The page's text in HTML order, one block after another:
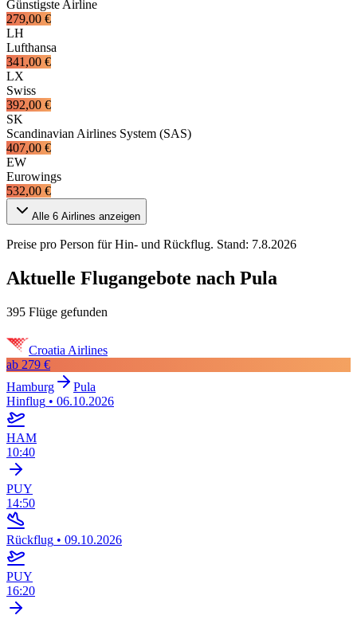
Günstigste Airline
279,00 €
LH
Lufthansa
341,00 €
LX
Swiss
392,00 €
SK
Scandinavian Airlines System (SAS)
407,00 €
EW
Eurowings
532,00 €
Alle 6 Airlines anzeigen
Preise pro Person für Hin- und Rückflug. Stand: 7.8.2026
Aktuelle Flugangebote nach Pula
395 Flüge gefunden
Croatia Airlines
ab 279 €
Hamburg
Pula
Hinflug • 06.10.2026
HAM
10:40
PUY
14:50
Rückflug • 09.10.2026
PUY
16:20